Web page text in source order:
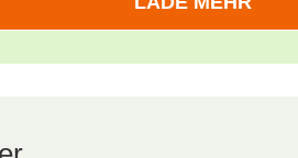
Marktplatz Gute
RBK 2026